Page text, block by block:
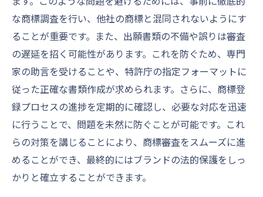
な商標調査を行い、他社の商標と混同されないようにす
ることが重要です。また、出願書類の不備や誤りは審査
の遅延を招く可能性があります。これを防ぐため、専門
家の助言を受けることや、特許庁の指定フォーマットに
従った正確な書類作成が求められます。さらに、商標登
録プロセスの進捗を定期的に確認し、必要な対応を迅速
に行うことで、問題を未然に防ぐことが可能です。これ
らの対策を講じることにより、商標審査をスムーズに進
めることができ、最終的にはブランドの法的保護をしっ
かりと確立することができます。